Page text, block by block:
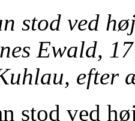
stod ved
Ewald,
efter
stod ved